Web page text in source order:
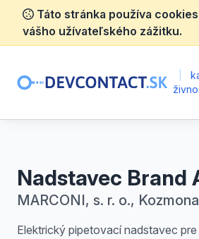
Táto stránka používa
vášho užívateľského zážitku.
Nadstavec Brand
MARCONI, s. r. o.,
Elektrický pipetovací nadstavec